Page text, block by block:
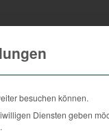
stillen Ort der
Viele Menschen
Meist reichen
in die
besuchen können.
Diensten geben